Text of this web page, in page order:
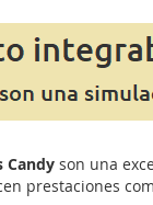
Candy son una
prestaciones